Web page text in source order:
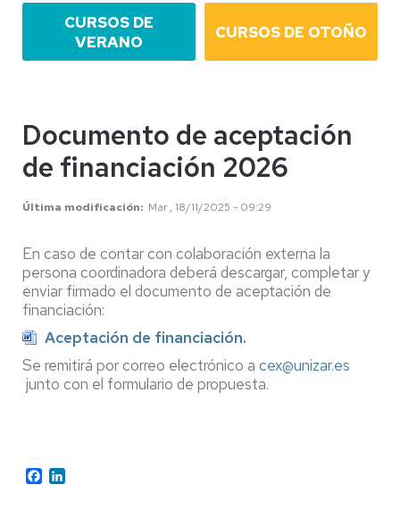
CURSOS DE
VERANO
CURSOS DE OTOÑO
Documento de aceptación
de financiación 2026
Última modificación Mar , 18/11/2025 - 09:29
En caso de contar con colaboración externa la
persona coordinadora deberá descargar, completar y
enviar firmado el documento de aceptación de
financiación:
Aceptación de financiación.
Se remitirá por correo electrónico a cex@unizar.es
junto con el formulario de propuesta.
Facebook